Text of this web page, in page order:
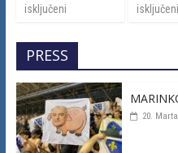
isključeni
isključeni
PRESS
20.